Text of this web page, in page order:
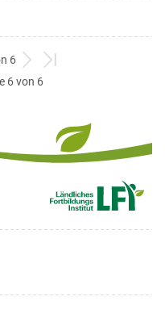
6
weiter
zum
zum
6 von 6